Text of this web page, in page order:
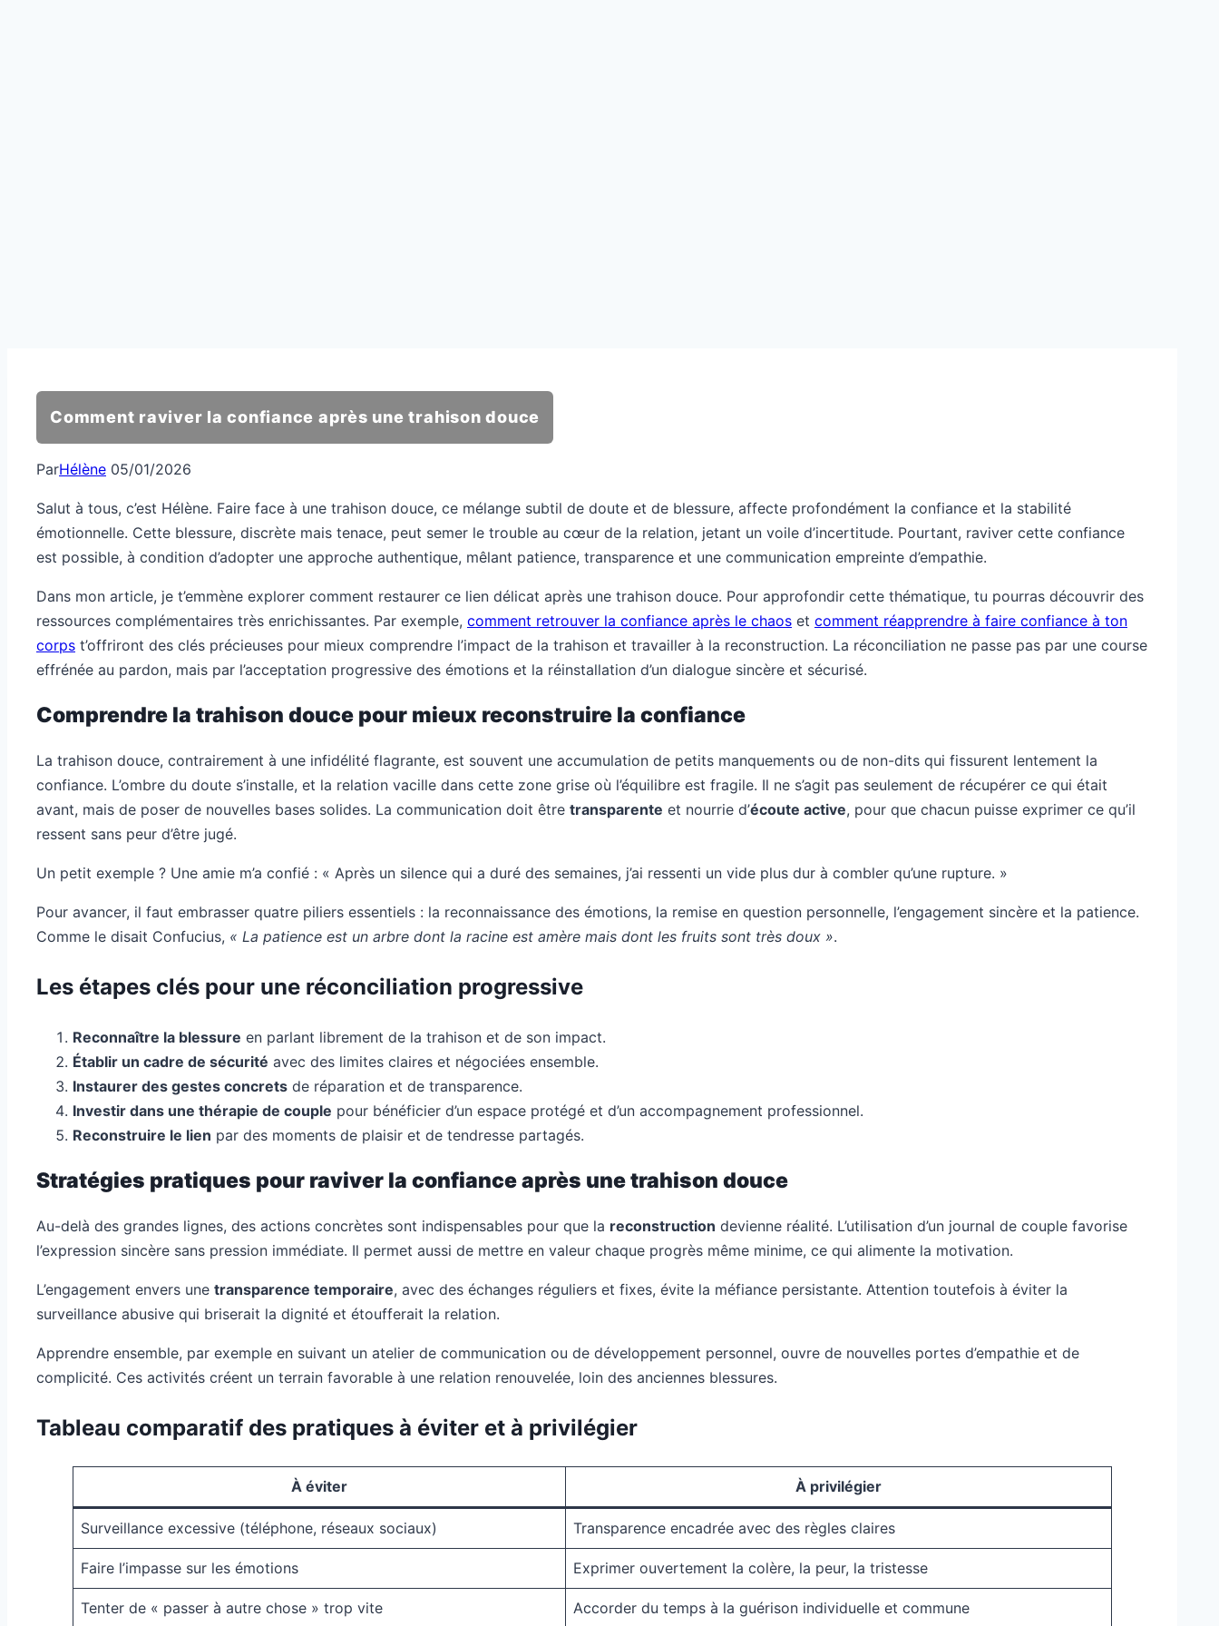
Comment raviver la confiance après une trahison douce
ParHélène 05/01/2026
Salut à tous, c’est Hélène. Faire face à une trahison douce, ce mélange subtil de doute et de blessure, affecte profondément la confiance et la stabilité
émotionnelle. Cette blessure, discrète mais tenace, peut semer le trouble au cœur de la relation, jetant un voile d’incertitude. Pourtant, raviver cette confiance
est possible, à condition d’adopter une approche authentique, mêlant patience, transparence et une communication empreinte d’empathie.
Dans mon article, je t’emmène explorer comment restaurer ce lien délicat après une trahison douce. Pour approfondir cette thématique, tu pourras découvrir des
ressources complémentaires très enrichissantes. Par exemple, comment retrouver la confiance après le chaos et comment réapprendre à faire confiance à ton
corps t’offriront des clés précieuses pour mieux comprendre l’impact de la trahison et travailler à la reconstruction. La réconciliation ne passe pas par une course
effrénée au pardon, mais par l’acceptation progressive des émotions et la réinstallation d’un dialogue sincère et sécurisé.
Comprendre la trahison douce pour mieux reconstruire la confiance
La trahison douce, contrairement à une infidélité flagrante, est souvent une accumulation de petits manquements ou de non-dits qui fissurent lentement la
confiance. L’ombre du doute s’installe, et la relation vacille dans cette zone grise où l’équilibre est fragile. Il ne s’agit pas seulement de récupérer ce qui était
avant, mais de poser de nouvelles bases solides. La communication doit être transparente et nourrie d’écoute active, pour que chacun puisse exprimer ce qu’il
ressent sans peur d’être jugé.
Un petit exemple ? Une amie m’a confié : « Après un silence qui a duré des semaines, j’ai ressenti un vide plus dur à combler qu’une rupture. »
Pour avancer, il faut embrasser quatre piliers essentiels : la reconnaissance des émotions, la remise en question personnelle, l’engagement sincère et la patience.
Comme le disait Confucius, « La patience est un arbre dont la racine est amère mais dont les fruits sont très doux ».
Les étapes clés pour une réconciliation progressive
Reconnaître la blessure en parlant librement de la trahison et de son impact.
Établir un cadre de sécurité avec des limites claires et négociées ensemble.
Instaurer des gestes concrets de réparation et de transparence.
Investir dans une thérapie de couple pour bénéficier d’un espace protégé et d’un accompagnement professionnel.
Reconstruire le lien par des moments de plaisir et de tendresse partagés.
Stratégies pratiques pour raviver la confiance après une trahison douce
Au-delà des grandes lignes, des actions concrètes sont indispensables pour que la reconstruction devienne réalité. L’utilisation d’un journal de couple favorise
l’expression sincère sans pression immédiate. Il permet aussi de mettre en valeur chaque progrès même minime, ce qui alimente la motivation.
L’engagement envers une transparence temporaire, avec des échanges réguliers et fixes, évite la méfiance persistante. Attention toutefois à éviter la
surveillance abusive qui briserait la dignité et étoufferait la relation.
Apprendre ensemble, par exemple en suivant un atelier de communication ou de développement personnel, ouvre de nouvelles portes d’empathie et de
complicité. Ces activités créent un terrain favorable à une relation renouvelée, loin des anciennes blessures.
Tableau comparatif des pratiques à éviter et à privilégier
À éviter À privilégier
Surveillance excessive (téléphone, réseaux sociaux) Transparence encadrée avec des règles claires
Faire l’impasse sur les émotions Exprimer ouvertement la colère, la peur, la tristesse
Tenter de « passer à autre chose » trop vite Accorder du temps à la guérison individuelle et commune